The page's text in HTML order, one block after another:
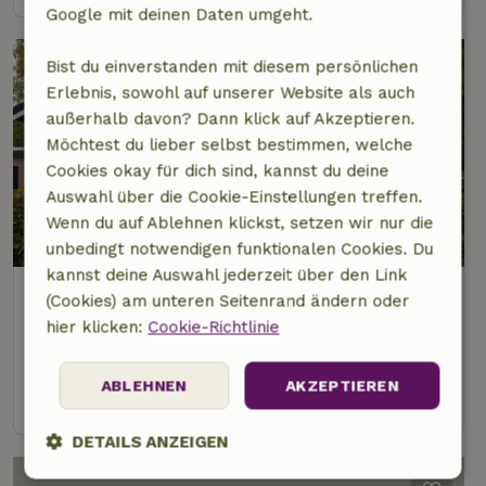
Naturhäuschen in Gasselte
3 km Abstand vom Zentrum von Gieten
9,4/10
Ansehen
Google mit deinen Daten umgeht.
Bist du einverstanden mit diesem persönlichen
Erlebnis, sowohl auf unserer Website als auch
außerhalb davon? Dann klick auf Akzeptieren.
Möchtest du lieber selbst bestimmen, welche
Cookies okay für dich sind, kannst du deine
Auswahl über die Cookie-Einstellungen treffen.
Wenn du auf Ablehnen klickst, setzen wir nur die
unbedingt notwendigen funktionalen Cookies. Du
kannst deine Auswahl jederzeit über den Link
(Cookies) am unteren Seitenrand ändern oder
hier klicken: Cookie-Richtlinie
AKZEPTIEREN
ABLEHNEN
DETAILS ANZEIGEN